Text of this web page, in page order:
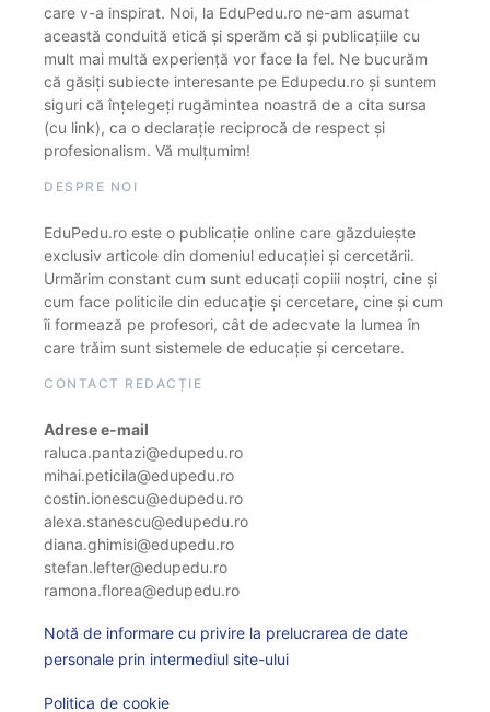
care v-a inspirat. Noi, la EduPedu.ro ne-am asumat
această conduită etică și sperăm că și publicațiile cu
mult mai multă experiență vor face la fel. Ne bucurăm
că găsiți subiecte interesante pe Edupedu.ro și suntem
siguri că înțelegeți rugămintea noastră de a cita sursa
(cu link), ca o declarație reciprocă de respect și
profesionalism. Vă mulțumim!
DESPRE NOI
EduPedu.ro este o publicație online care găzduiește
exclusiv articole din domeniul educației și cercetării.
Urmărim constant cum sunt educați copiii noștri, cine și
cum face politicile din educație și cercetare, cine și cum
îi formează pe profesori, cât de adecvate la lumea în
care trăim sunt sistemele de educație și cercetare.
CONTACT REDACȚIE
Adrese e-mail
raluca.pantazi@edupedu.ro
mihai.peticila@edupedu.ro
costin.ionescu@edupedu.ro
alexa.stanescu@edupedu.ro
diana.ghimisi@edupedu.ro
stefan.lefter@edupedu.ro
ramona.florea@edupedu.ro
Notă de informare cu privire la prelucrarea de date
personale prin intermediul site-ului
Politica de cookie